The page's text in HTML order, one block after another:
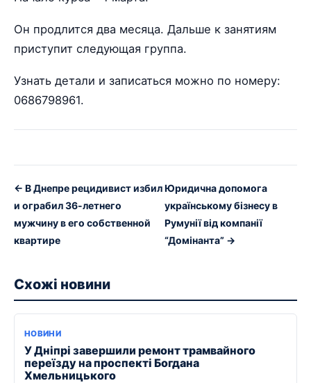
Он продлится два месяца. Дальше к занятиям
приступит следующая группа.
Узнать детали и записаться можно по номеру:
0686798961.
← В Днепре рецидивист избил
и ограбил 36-летнего
мужчину в его собственной
квартире
Юридична допомога
українському бізнесу в
Румунії від компанії
“Домінанта” →
Схожі новини
НОВИНИ
У Дніпрі завершили ремонт трамвайного
переїзду на проспекті Богдана
Хмельницького